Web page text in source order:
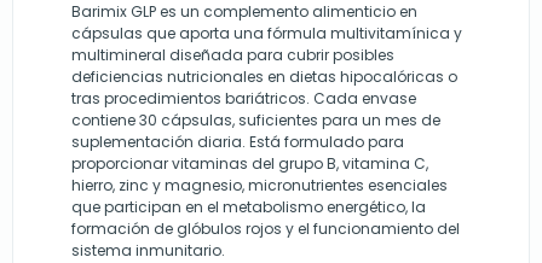
Barimix GLP es un complemento alimenticio en
cápsulas que aporta una fórmula multivitamínica y
multimineral diseñada para cubrir posibles
deficiencias nutricionales en dietas hipocalóricas o
tras procedimientos bariátricos. Cada envase
contiene 30 cápsulas, suficientes para un mes de
suplementación diaria. Está formulado para
proporcionar vitaminas del grupo B, vitamina C,
hierro, zinc y magnesio, micronutrientes esenciales
que participan en el metabolismo energético, la
formación de glóbulos rojos y el funcionamiento del
sistema inmunitario.